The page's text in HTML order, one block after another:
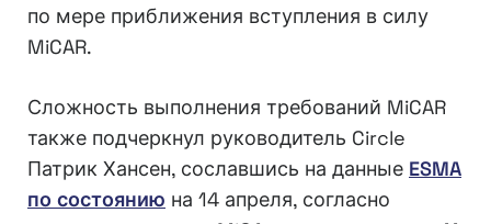
по мере приближения вступления в силу
MiCAR.
Сложность выполнения требований MiCAR
также подчеркнул руководитель Circle
Патрик Хансен, сославшись на данные ESMA
по состоянию на 14 апреля, согласно